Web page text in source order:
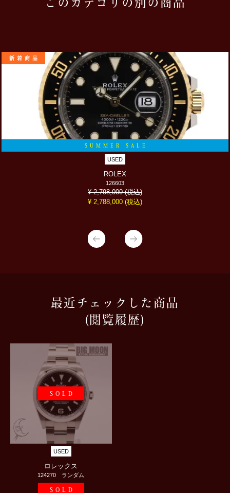
このカテゴリの別の商品
SUMMER SALE
USED
ROLEX
126603
¥ 2,798,000(税込)
¥ 2,788,000 (税込)
新着商品
最近チェックした商品
(閲覧履歴)
SOLD
USED
ロレックス
124270 ランダム
SOLD